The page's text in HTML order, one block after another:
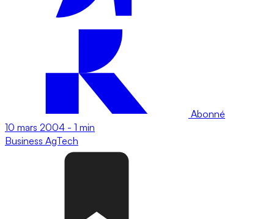
Abonné
10 mars 2004 - 1 min
Business AgTech